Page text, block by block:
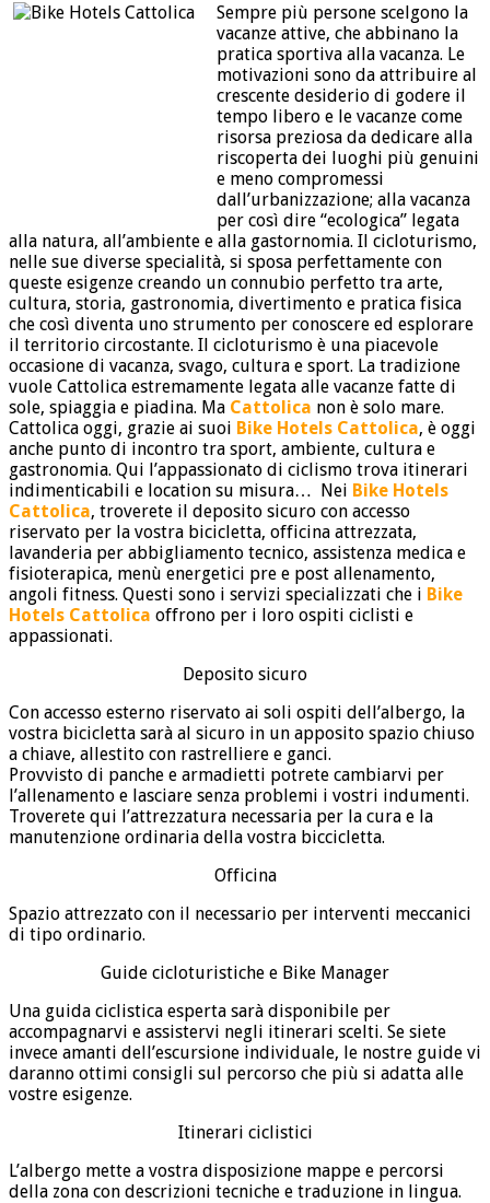
Sempre più persone scelgono la
vacanze attive, che abbinano la
pratica sportiva alla vacanza. Le
motivazioni sono da attribuire al
crescente desiderio di godere il
tempo libero e le vacanze come
risorsa preziosa da dedicare alla
riscoperta dei luoghi più genuini
e meno compromessi
dall’urbanizzazione; alla vacanza
per così dire “ecologica” legata
alla natura, all’ambiente e alla gastornomia. Il cicloturismo,
nelle sue diverse specialità, si sposa perfettamente con
queste esigenze creando un connubio perfetto tra arte,
cultura, storia, gastronomia, divertimento e pratica fisica
che così diventa uno strumento per conoscere ed esplorare
il territorio circostante. Il cicloturismo è una piacevole
occasione di vacanza, svago, cultura e sport. La tradizione
vuole Cattolica estremamente legata alle vacanze fatte di
sole, spiaggia e piadina. Ma Cattolica non è solo mare.
Cattolica oggi, grazie ai suoi Bike Hotels Cattolica, è oggi
anche punto di incontro tra sport, ambiente, cultura e
gastronomia. Qui l’appassionato di ciclismo trova itinerari
indimenticabili e location su misura… Nei Bike Hotels
Cattolica, troverete il deposito sicuro con accesso
riservato per la vostra bicicletta, officina attrezzata,
lavanderia per abbigliamento tecnico, assistenza medica e
fisioterapica, menù energetici pre e post allenamento,
angoli fitness. Questi sono i servizi specializzati che i Bike
Hotels Cattolica offrono per i loro ospiti ciclisti e
appassionati.
Deposito sicuro
Con accesso esterno riservato ai soli ospiti dell’albergo, la
vostra bicicletta sarà al sicuro in un apposito spazio chiuso
a chiave, allestito con rastrelliere e ganci.
Provvisto di panche e armadietti potrete cambiarvi per
l’allenamento e lasciare senza problemi i vostri indumenti.
Troverete qui l’attrezzatura necessaria per la cura e la
manutenzione ordinaria della vostra biccicletta.
Officina
Spazio attrezzato con il necessario per interventi meccanici
di tipo ordinario.
Guide cicloturistiche e Bike Manager
Una guida ciclistica esperta sarà disponibile per
accompagnarvi e assistervi negli itinerari scelti. Se siete
invece amanti dell’escursione individuale, le nostre guide vi
daranno ottimi consigli sul percorso che più si adatta alle
vostre esigenze.
Itinerari ciclistici
L’albergo mette a vostra disposizione mappe e percorsi
della zona con descrizioni tecniche e traduzione in lingua.